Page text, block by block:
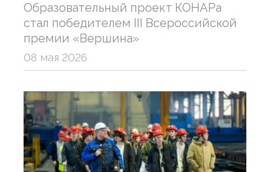
Образовательный проект КОНАРа
стал победителем III Всероссийской
премии «Вершина»
08 мая 2026